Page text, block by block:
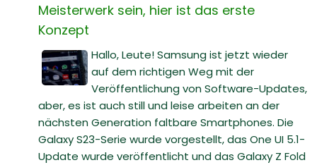
Meisterwerk sein, hier ist das erste
Konzept
Hallo, Leute! Samsung ist jetzt wieder
auf dem richtigen Weg mit der
Veröffentlichung von Software-Updates,
aber, es ist auch still und leise arbeiten an der
nächsten Generation faltbare Smartphones. Die
Galaxy S23-Serie wurde vorgestellt, das One UI 5.1-
Update wurde veröffentlicht und das Galaxy Z Fold